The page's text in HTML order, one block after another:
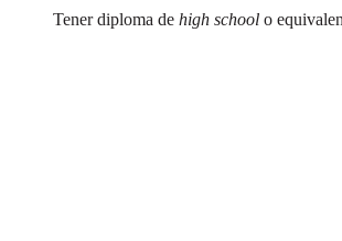
Tener diploma de high school o